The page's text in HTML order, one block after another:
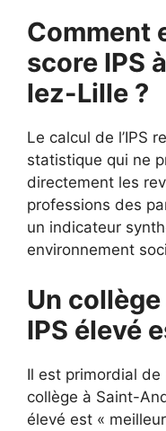
Comment
score IPS
lez-Lille ?
Le calcul de l’IPS
statistique qui ne
directement les
professions des
un indicateur
environnement
Un
IPS élevé
Il est primordial de
collège à Saint-
élevé est «